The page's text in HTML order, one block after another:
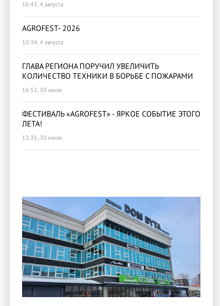
10:43, 4 августа
AGROFEST- 2026
10:34, 4 августа
ГЛАВА РЕГИОНА ПОРУЧИЛ УВЕЛИЧИТЬ
КОЛИЧЕСТВО ТЕХНИКИ В БОРЬБЕ С ПОЖАРАМИ
16:52, 30 июля
ФЕСТИВАЛЬ «AGROFEST» - ЯРКОЕ СОБЫТИЕ ЭТОГО
ЛЕТА!
13:35, 30 июля